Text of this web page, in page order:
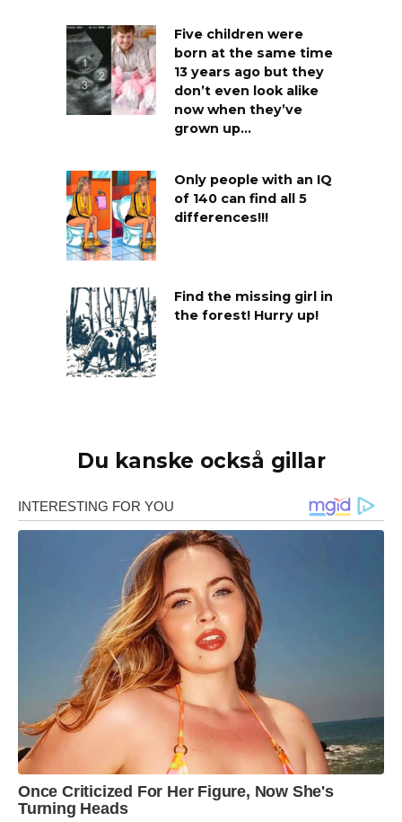
Five children were
born at the same time
13 years ago but they
don’t even look alike
now when they’ve
grown up…
Only people with an IQ
of 140 can find all 5
differences!!!
Find the missing girl in
the forest! Hurry up!
Du kanske också gillar